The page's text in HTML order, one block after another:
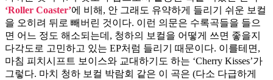
‘Roller Coaster’에 비해, 안 그래도 유약하게 들리기 쉬운 보컬
을 오히려 뒤로 빼버린 것이다. 이런 의문은 수록곡들을 들으
면 어느 정도 해소되는데, 청하의 보컬을 어떻게 쓰면 좋을지
다각도로 고민하고 있는 EP처럼 들리기 때문이다. 이를테면,
마침 피치시프트 보이스와 교대하기도 하는 ‘Cherry Kisses’가
그렇다. 마치 청하 보컬 박람회 같은 이 곡은 (다소 다급하게